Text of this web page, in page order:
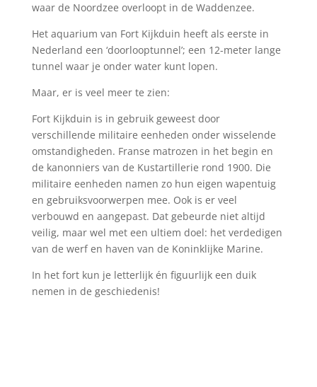
waar de Noordzee overloopt in de Waddenzee.
Het aquarium van Fort Kijkduin heeft als eerste in
Nederland een ‘doorlooptunnel’; een 12-meter lange
tunnel waar je onder water kunt lopen.
Maar, er is veel meer te zien:
Fort Kijkduin is in gebruik geweest door
verschillende militaire eenheden onder wisselende
omstandigheden. Franse matrozen in het begin en
de kanonniers van de Kustartillerie rond 1900. Die
militaire eenheden namen zo hun eigen wapentuig
en gebruiksvoorwerpen mee. Ook is er veel
verbouwd en aangepast. Dat gebeurde niet altijd
veilig, maar wel met een ultiem doel: het verdedigen
van de werf en haven van de Koninklijke Marine.
In het fort kun je letterlijk én figuurlijk een duik
nemen in de geschiedenis!